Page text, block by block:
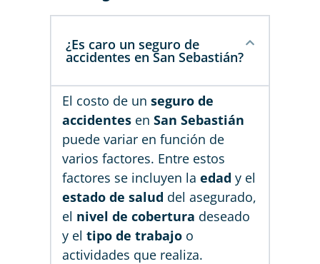
¿Es caro un seguro de
accidentes en San Sebastián?
El costo de un seguro de
accidentes en San Sebastián
puede variar en función de
varios factores. Entre estos
factores se incluyen la edad y el
estado de salud del asegurado,
el nivel de cobertura deseado
y el tipo de trabajo o
actividades que realiza.